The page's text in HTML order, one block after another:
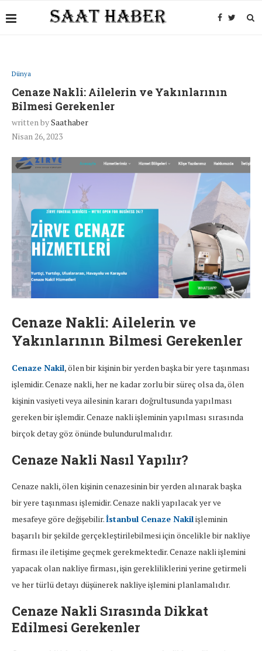
Dünya
Cenaze Nakli: Ailelerin ve Yakınlarının
Bilmesi Gerekenler
written bySaathaber
Nisan 26, 2023
Cenaze Nakli: Ailelerin ve
Yakınlarının Bilmesi Gerekenler
Cenaze Nakil, ölen bir kişinin bir yerden başka bir yere taşınması
işlemidir. Cenaze nakli, her ne kadar zorlu bir süreç olsa da, ölen
kişinin vasiyeti veya ailesinin kararı doğrultusunda yapılması
gereken bir işlemdir. Cenaze nakli işleminin yapılması sırasında
birçok detay göz önünde bulundurulmalıdır.
Cenaze Nakli Nasıl Yapılır?
Cenaze nakli, ölen kişinin cenazesinin bir yerden alınarak başka
bir yere taşınması işlemidir. Cenaze nakli yapılacak yer ve
mesafeye göre değişebilir.İstanbul Cenaze Nakilişleminin
başarılı bir şekilde gerçekleştirilebilmesi için öncelikle bir nakliye
firması ile iletişime geçmek gerekmektedir. Cenaze nakli işlemini
yapacak olan nakliye firması, işin gerekliliklerini yerine getirmeli
ve her türlü detayı düşünerek nakliye işlemini planlamalıdır.
Cenaze Nakli Sırasında Dikkat
Edilmesi Gerekenler